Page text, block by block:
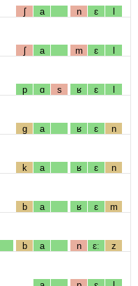
ʃ a n ɛ l
ʃ a m ɛ l
p ɑ s ʁ ɛ l
g a ʁ ɛ n
k a ʁ ɛ n
b a ʁ ɛ m
b a n ɛː z